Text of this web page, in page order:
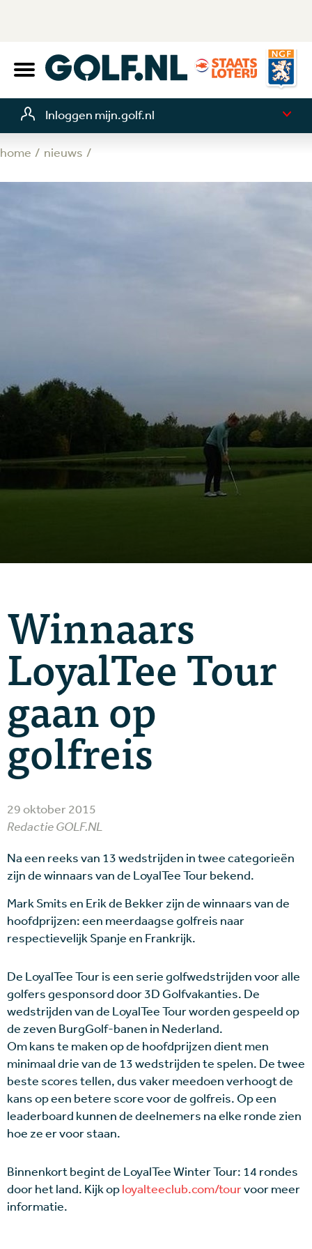
Inloggen mijn.golf.nl
home nieuws
Winnaars
LoyalTee Tour
gaan op
golfreis
29 oktober 2015
Redactie GOLF.NL
Na een reeks van 13 wedstrijden in twee categorieën
zijn de winnaars van de LoyalTee Tour bekend.
Mark Smits en Erik de Bekker zijn de winnaars van de
hoofdprijzen: een meerdaagse golfreis naar
respectievelijk Spanje en Frankrijk.
De LoyalTee Tour is een serie golfwedstrijden voor alle
golfers gesponsord door 3D Golfvakanties. De
wedstrijden van de LoyalTee Tour worden gespeeld op
de zeven BurgGolf-banen in Nederland.
Om kans te maken op de hoofdprijzen dient men
minimaal drie van de 13 wedstrijden te spelen. De twee
beste scores tellen, dus vaker meedoen verhoogt de
kans op een betere score voor de golfreis. Op een
leaderboard kunnen de deelnemers na elke ronde zien
hoe ze er voor staan.
Binnenkort begint de LoyalTee Winter Tour: 14 rondes
door het land. Kijk oployalteeclub.com/tourvoor meer
informatie.